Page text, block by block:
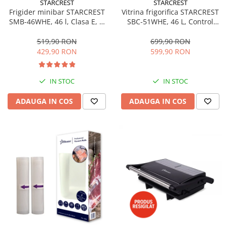
Aspiratoare
Mopuri electrice cu abur
Cantare corporale
Ingrijire tesaturi
Statii de calcat
Masini de cusut
Ondulatoare
Periute de dinti electrice
Pile electrice
Placi de indreptat parul
Plite
Preparare alimente
STARCREST
Frigider minibar STARCREST
SMB-46WHE, 46 l, Clasa E, H
519,90 RON
429,90 RON
IN STOC
ADAUGA IN COS
STARCREST
Vitrina frigorifica STARCREST
SBC-51WHE, 46 L, Control
48.8 cm, Alb
699,90 RON
599,90 RON
IN STOC
ADAUGA IN COS